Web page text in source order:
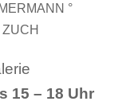
°
15 – 18 Uhr